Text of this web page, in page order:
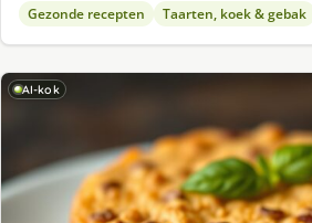
Gezonde recepten Taarten, koek & gebak
AI-kok